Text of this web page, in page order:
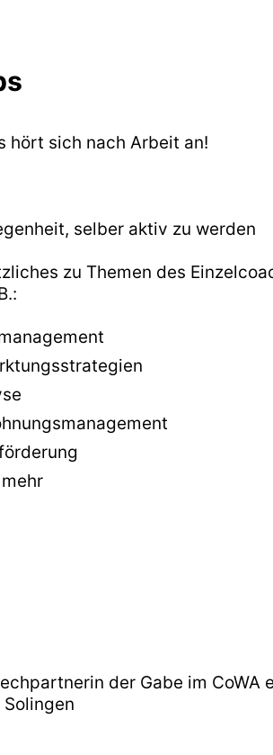
hört sich nach Arbeit an!
selber aktiv zu werden
zu Themen des
der Gabe im CoWA
Solingen